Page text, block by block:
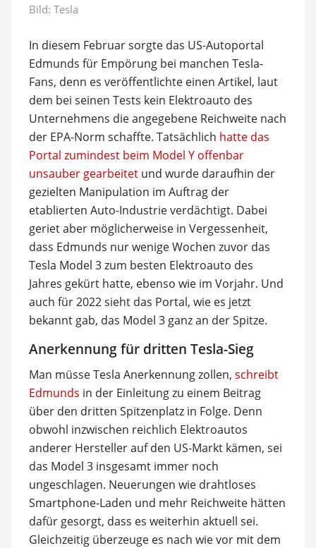
Bild: Tesla
In diesem Februar sorgte das US-Autoportal
Edmunds für Empörung bei manchen Tesla-
Fans, denn es veröffentlichte einen Artikel, laut
dem bei seinen Tests kein Elektroauto des
Unternehmens die angegebene Reichweite nach
der EPA-Norm schaffte. Tatsächlich hatte das
Portal zumindest beim Model Y offenbar
unsauber gearbeitetund wurde daraufhin der
gezielten Manipulation im Auftrag der
etablierten Auto-Industrie verdächtigt. Dabei
geriet aber möglicherweise in Vergessenheit,
dass Edmunds nur wenige Wochen zuvor das
Tesla Model 3 zum besten Elektroauto des
Jahres gekürt hatte, ebenso wie im Vorjahr. Und
auch für 2022 sieht das Portal, wie es jetzt
bekannt gab, das Model 3 ganz an der Spitze.
Anerkennung für dritten Tesla-Sieg
Man müsse Tesla Anerkennung zollen, schreibt
Edmunds in der Einleitung zu einem Beitrag
über den dritten Spitzenplatz in Folge. Denn
obwohl inzwischen reichlich Elektroautos
anderer Hersteller auf den US-Markt kämen, sei
das Model 3 insgesamt immer noch
ungeschlagen. Neuerungen wie drahtloses
Smartphone-Laden und mehr Reichweite hätten
dafür gesorgt, dass es weiterhin aktuell sei.
Gleichzeitig überzeuge es nach wie vor mit dem